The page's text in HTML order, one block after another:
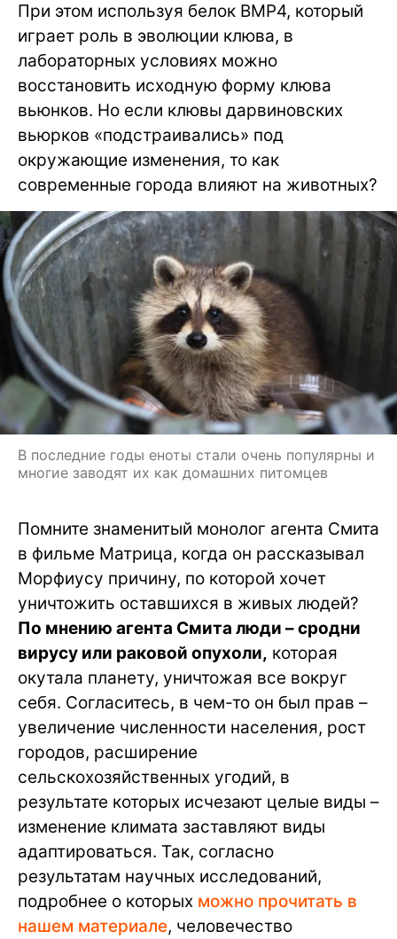
При этом используя белок BMP4, который
играет роль в эволюции клюва, в
лабораторных условиях можно
восстановить исходную форму клюва
вьюнков. Но если клювы дарвиновских
вьюрков «подстраивались» под
окружающие изменения, то как
современные города влияют на животных?
В последние годы еноты стали очень популярны и
многие заводят их как домашних питомцев
Помните знаменитый монолог агента Смита
в фильме Матрица, когда он рассказывал
Морфиусу причину, по которой хочет
уничтожить оставшихся в живых людей?
По мнению агента Смита люди – сродни
вирусу или раковой опухоли, которая
окутала планету, уничтожая все вокруг
себя. Согласитесь, в чем-то он был прав –
увеличение численности населения, рост
городов, расширение
сельскохозяйственных угодий, в
результате которых исчезают целые виды –
изменение климата заставляют виды
адаптироваться. Так, согласно
результатам научных исследований,
подробнее о которых можно прочитать в
нашем материале, человечество